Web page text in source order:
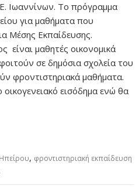
Ιωαννίνων. Το πρόγραμμα
για μαθήματα που
Μέσης Εκπαίδευσης.
είναι μαθητές οικονομικά
σε δημόσια σχολεία του
φροντιστηριακά μαθήματα.
οικογενειακό εισόδημα ενώ θα
, φροντιστηριακή εκπαίδευση